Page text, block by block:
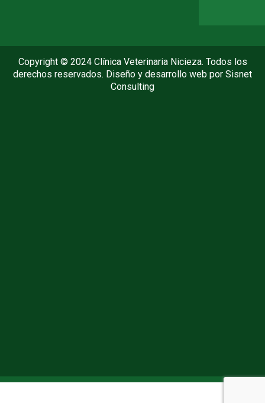
Copyright © 2024 Clínica Veterinaria Nicieza. Todos los
derechos reservados. Diseño y desarrollo web por Sisnet
Consulting